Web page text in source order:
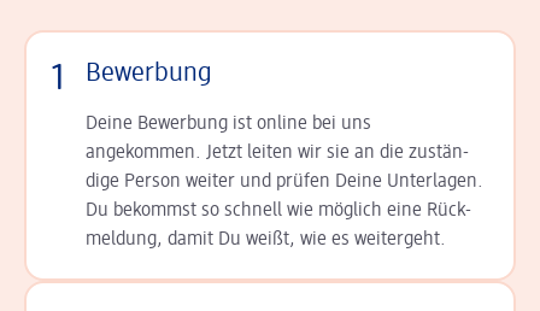
1 Bewerbung
Deine Bewerbung ist online bei uns
angekommen. Jetzt leiten wir sie an die zu­stän­
dige Person weiter und prüfen Deine Unterlagen.
Du bekommst so schnell wie möglich eine Rück­
meldung, damit Du weißt, wie es weitergeht.